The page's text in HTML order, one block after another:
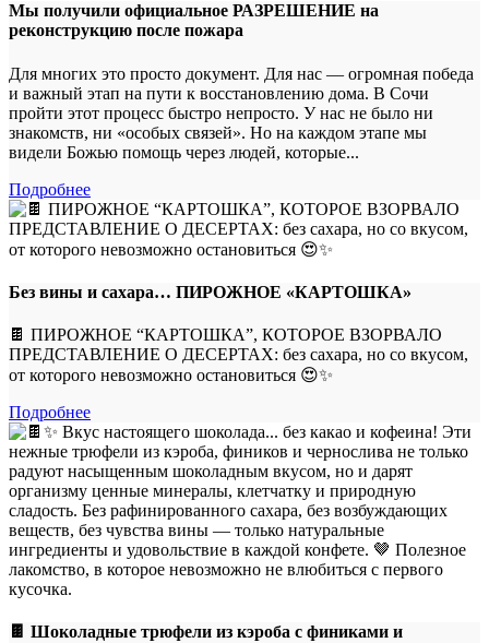
Мы получили официальное РАЗРЕШЕНИЕ на
реконструкцию после пожара
Для многих это просто документ. Для нас — огромная победа
и важный этап на пути к восстановлению дома. В Сочи
пройти этот процесс быстро непросто. У нас не было ни
знакомств, ни «особых связей». Но на каждом этапе мы
видели Божью помощь через людей, которые...
Подробнее
Без вины и сахара… ПИРОЖНОЕ «КАРТОШКА»
🍫 ПИРОЖНОЕ “КАРТОШКА”, КОТОРОЕ ВЗОРВАЛО
ПРЕДСТАВЛЕНИЕ О ДЕСЕРТАХ: без сахара, но со вкусом,
от которого невозможно остановиться 😍✨
Подробнее
🍫 Шоколадные трюфели из кэроба с финиками и